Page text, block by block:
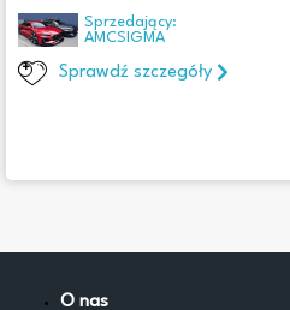
Sprzedający:
AMCSIGMA
Sprawdź szczegóły
O nas